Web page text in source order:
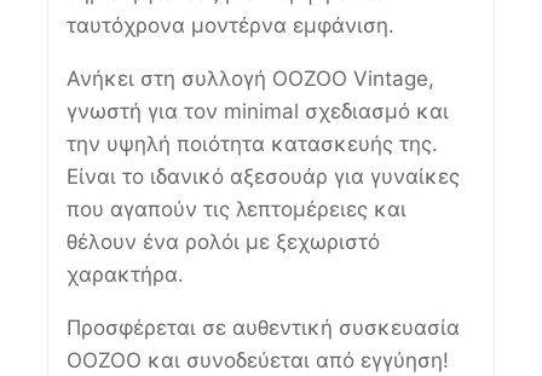
ταυτόχρονα μοντέρνα εμφάνιση.
Ανήκει στη συλλογή OOZOO Vintage,
γνωστή για τον minimal σχεδιασμό και
την υψηλή ποιότητα κατασκευής της.
Είναι το ιδανικό αξεσουάρ για γυναίκες
που αγαπούν τις λεπτομέρειες και
θέλουν ένα ρολόι με ξεχωριστό
χαρακτήρα.
Προσφέρεται σε αυθεντική συσκευασία
OOZOO και συνοδεύεται από εγγύηση!